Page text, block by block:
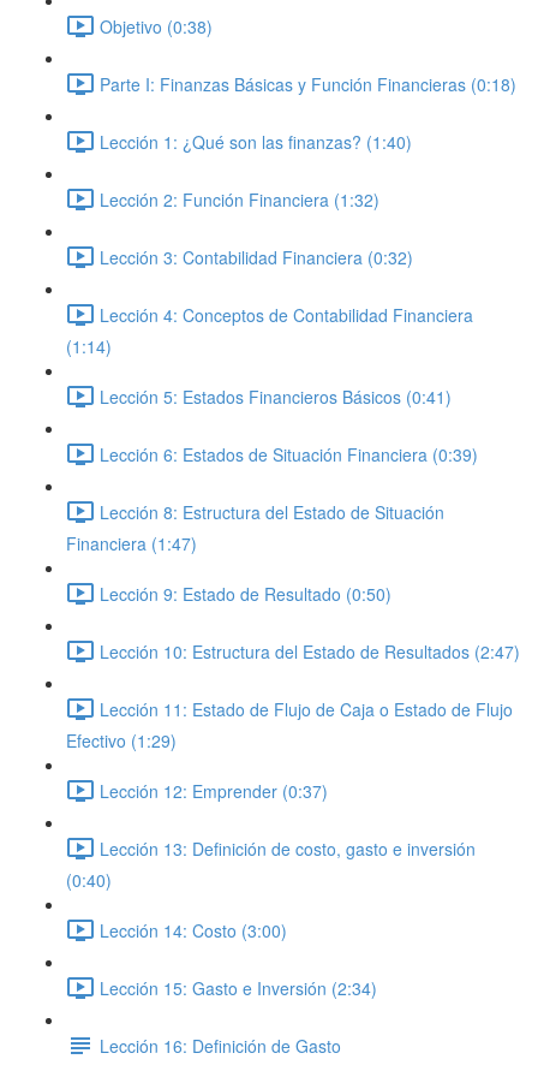
Objetivo (0:38)
Parte I: Finanzas Básicas y Función Financieras (0:18)
Lección 1: ¿Qué son las finanzas? (1:40)
Lección 2: Función Financiera (1:32)
Lección 3: Contabilidad Financiera (0:32)
Lección 4: Conceptos de Contabilidad Financiera
(1:14)
Lección 5: Estados Financieros Básicos (0:41)
Lección 6: Estados de Situación Financiera (0:39)
Lección 8: Estructura del Estado de Situación
Financiera (1:47)
Lección 9: Estado de Resultado (0:50)
Lección 10: Estructura del Estado de Resultados (2:47)
Lección 11: Estado de Flujo de Caja o Estado de Flujo
Efectivo (1:29)
Lección 12: Emprender (0:37)
Lección 13: Definición de costo, gasto e inversión
(0:40)
Lección 14: Costo (3:00)
Lección 15: Gasto e Inversión (2:34)
Lección 16: Definición de Gasto